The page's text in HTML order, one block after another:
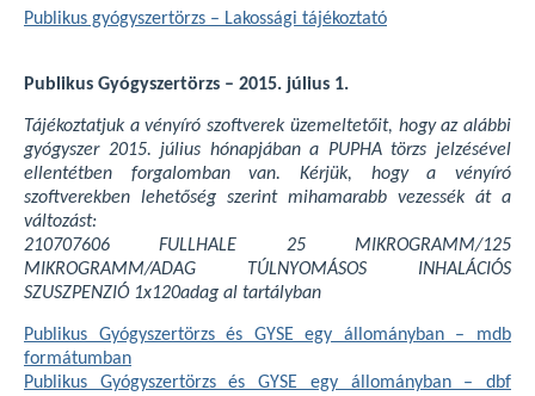
Publikus gyógyszertörzs – Lakossági tájékoztató
Publikus Gyógyszertörzs – 2015. július 1.
Tájékoztatjuk a vényíró szoftverek üzemeltetőit, hogy az alábbi
gyógyszer 2015. július hónapjában a PUPHA törzs jelzésével
ellentétben forgalomban van. Kérjük, hogy a vényíró
szoftverekben lehetőség szerint mihamarabb vezessék át a
változást:
210707606 FULLHALE 25 MIKROGRAMM/125
MIKROGRAMM/ADAG TÚLNYOMÁSOS INHALÁCIÓS
SZUSZPENZIÓ 1x120adag al tartályban
Publikus Gyógyszertörzs és GYSE egy állományban – mdb
formátumban
Publikus Gyógyszertörzs és GYSE egy állományban – dbf